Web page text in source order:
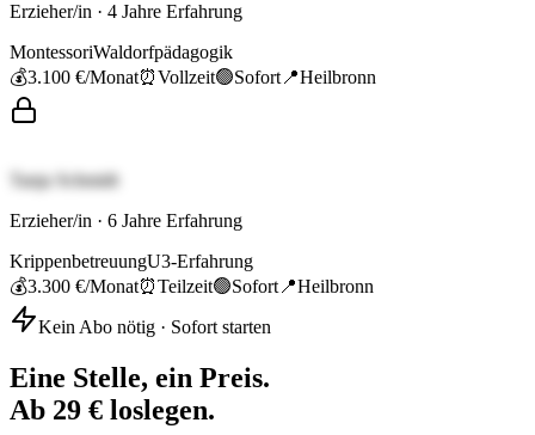
Erzieher/in · 4 Jahre Erfahrung
MontessoriWaldorfpädagogik
💰3.100 €/Monat⏰Vollzeit🟢Sofort 📍Heilbronn
Tanja Schmidt
Erzieher/in · 6 Jahre Erfahrung
KrippenbetreuungU3-Erfahrung
💰3.300 €/Monat⏰Teilzeit🟢Sofort 📍Heilbronn
Kein Abo nötig · Sofort starten
Eine Stelle, ein Preis.
Ab 29 € loslegen.